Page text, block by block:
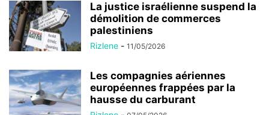
La justice israélienne suspend la
démolition de commerces
palestiniens
Rizlene - 11/05/2026
Les compagnies aériennes
européennes frappées par la
hausse du carburant